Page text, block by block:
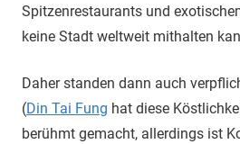
Spitzenrestaurants und
keine Stadt weltweit mithalten
Daher standen dann auch
(Din Tai Fung hat diese
berühmt gemacht, allerdings ist